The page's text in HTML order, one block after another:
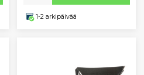
1-2 arkipäivää